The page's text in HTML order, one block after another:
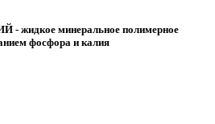
минеральное полимерное
фосфора и калия